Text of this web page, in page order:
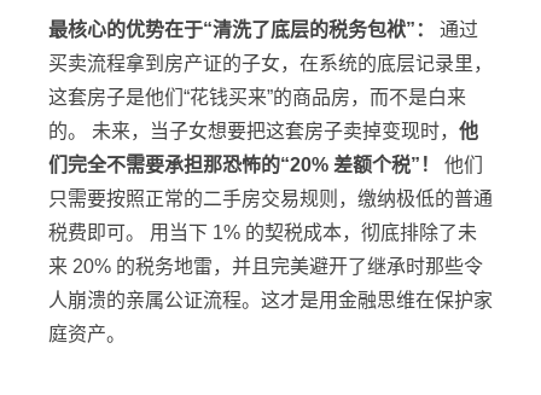
最核心的优势在于“清洗了底层的税务包袱”：
通过
买卖流程拿到房产证的子女，在系统的底层记录里，
这套房子是他们“花钱买来”的商品房，而不是白来
的。 未来，当子女想要把这套房子卖掉变现时， 他
们完全不需要承担那恐怖的“20% 差额个税”！
他们
只需要按照正常的二手房交易规则，缴纳极低的普通
税费即可。 用当下 1% 的契税成本，彻底排除了未
来 20% 的税务地雷，并且完美避开了继承时那些令
人崩溃的亲属公证流程。这才是用金融思维在保护家
庭资产。